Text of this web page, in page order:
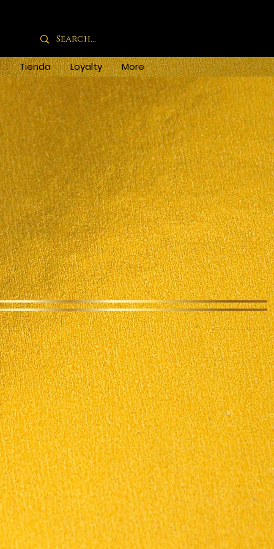
Tienda Loyalty More